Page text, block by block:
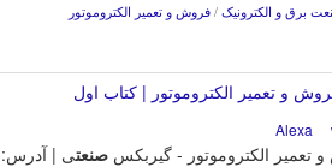
برق و الکترونیک / فروش و تعمیر الکتروموتور
و تعمیر الکتروموتور | کتاب اول
تعمیر الکتروموتور - گیربکس صنعتی | آدرس: تهران، منطقه 12، محله